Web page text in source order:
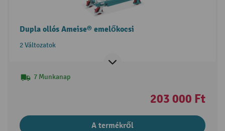
Dupla ollós Ameise® emelőkocsi
2 Változatok
7 Munkanap
203 000 Ft
A termékről